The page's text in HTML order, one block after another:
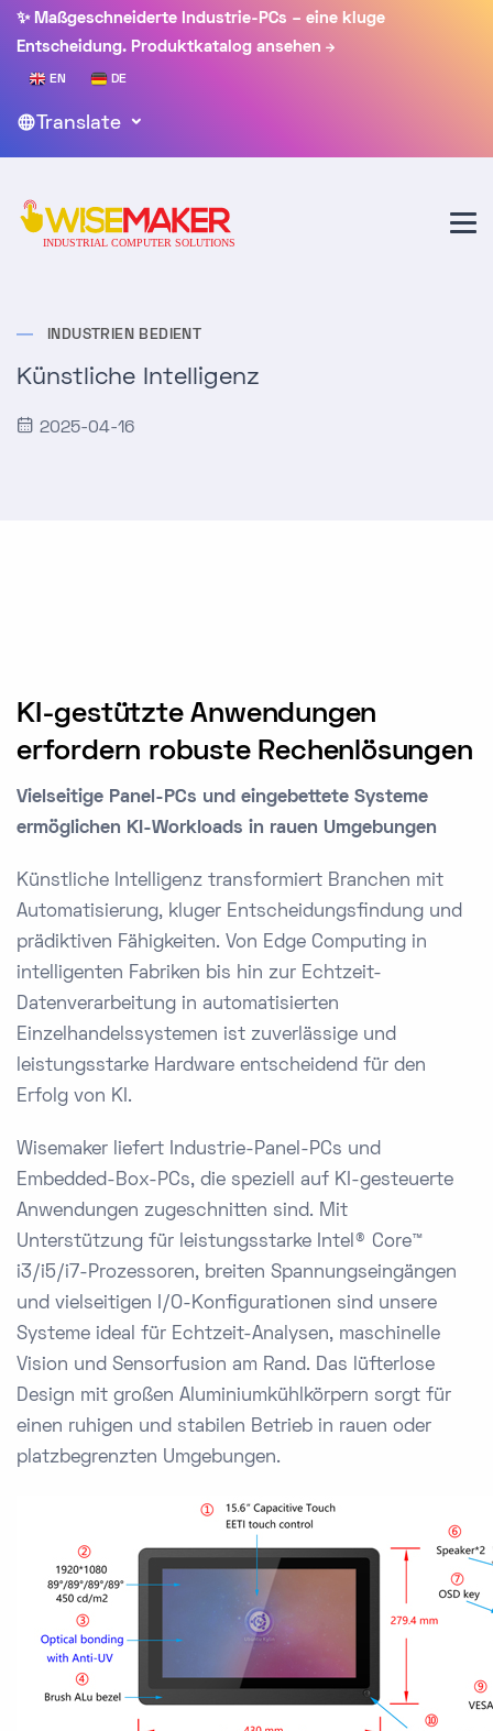
✨ Maßgeschneiderte Industrie-PCs – eine kluge
Entscheidung. Produktkatalog ansehen
EN DE
Translate
INDUSTRIEN BEDIENT
Künstliche Intelligenz
2025-04-16
KI-gestützte Anwendungen
erfordern robuste Rechenlösungen
Vielseitige Panel-PCs und eingebettete Systeme
ermöglichen KI-Workloads in rauen Umgebungen
Künstliche Intelligenz transformiert Branchen mit
Automatisierung, kluger Entscheidungsfindung und
prädiktiven Fähigkeiten. Von Edge Computing in
intelligenten Fabriken bis hin zur Echtzeit-
Datenverarbeitung in automatisierten
Einzelhandelssystemen ist zuverlässige und
leistungsstarke Hardware entscheidend für den
Erfolg von KI.
Wisemaker liefert Industrie-Panel-PCs und
Embedded-Box-PCs, die speziell auf KI-gesteuerte
Anwendungen zugeschnitten sind. Mit
Unterstützung für leistungsstarke Intel® Core™
i3/i5/i7-Prozessoren, breiten Spannungseingängen
und vielseitigen I/O-Konfigurationen sind unsere
Systeme ideal für Echtzeit-Analysen, maschinelle
Vision und Sensorfusion am Rand. Das lüfterlose
Design mit großen Aluminiumkühlkörpern sorgt für
einen ruhigen und stabilen Betrieb in rauen oder
platzbegrenzten Umgebungen.